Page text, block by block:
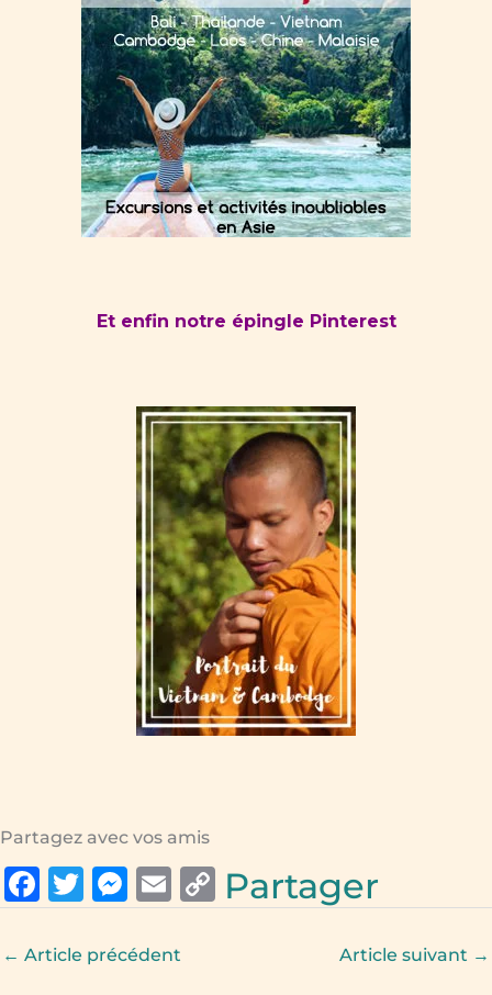
Et enfin notre épingle Pinterest
Partagez avec vos amis
F
a
c
T
w
it
M
e
ss
E
m
ai
C
o
Partager
← Article précédent Article suivant →